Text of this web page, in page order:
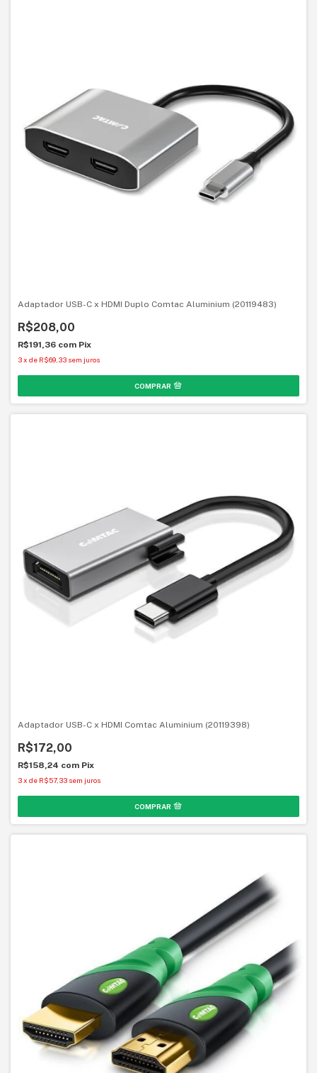
Adaptador USB-C x HDMI Duplo Comtac Aluminium (20119483)
R$208,00
R$191,36 com Pix
3x de R$69,33 sem juros
Adaptador USB-C x HDMI Comtac Aluminium (20119398)
R$172,00
R$158,24 com Pix
3x de R$57,33 sem juros